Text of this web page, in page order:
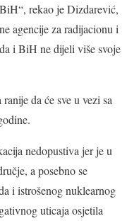
rekao je Dizdarević,
agencije za radijacionu i
i BiH ne dijeli više svoje
da će sve u vezi sa
nedopustiva jer je u
a posebno se
i istrošenog nuklearnog
uticaja osjetila